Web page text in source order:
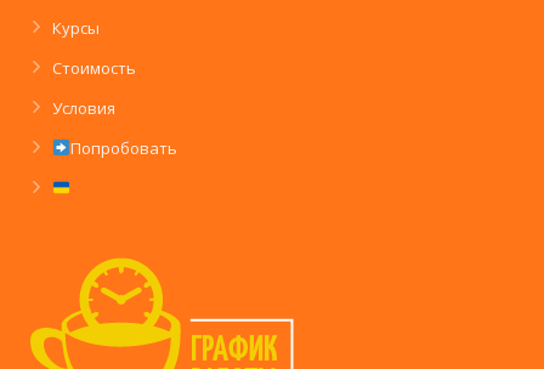
Курсы
Стоимость
Условия
Попробовать